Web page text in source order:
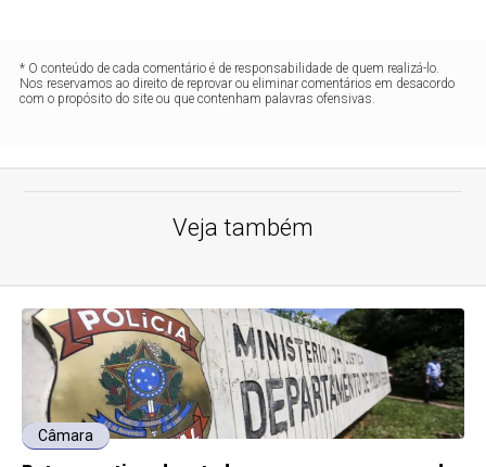
* O conteúdo de cada comentário é de responsabilidade de quem realizá-lo.
Nos reservamos ao direito de reprovar ou eliminar comentários em desacordo
com o propósito do site ou que contenham palavras ofensivas.
Veja também
Câmara